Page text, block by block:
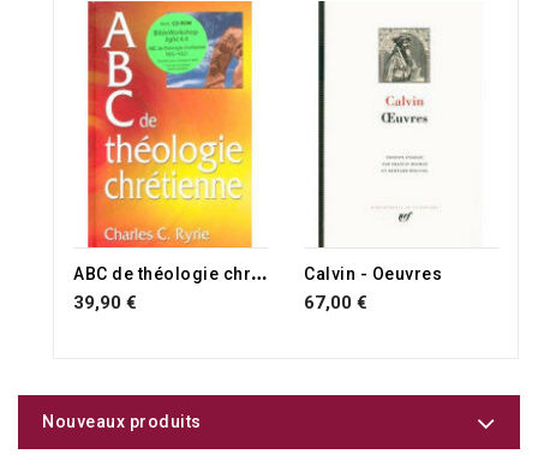
A
BC de théologie chrétienne
39,90 €
RUPTURE DE STOCK
Calvin - Oeuvres
67,00 €
Nouveaux produits